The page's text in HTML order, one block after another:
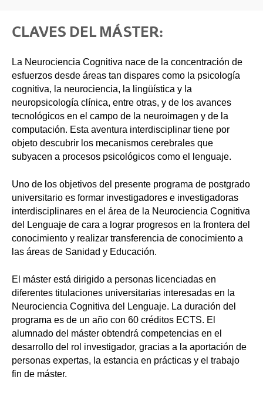
CLAVES DEL MÁSTER:
La Neurociencia Cognitiva nace de la concentración de
esfuerzos desde áreas tan dispares como la psicología
cognitiva, la neurociencia, la lingüística y la
neuropsicología clínica, entre otras, y de los avances
tecnológicos en el campo de la neuroimagen y de la
computación. Esta aventura interdisciplinar tiene por
objeto descubrir los mecanismos cerebrales que
subyacen a procesos psicológicos como el lenguaje.
Uno de los objetivos del presente programa de postgrado
universitario es formar investigadores e investigadoras
interdisciplinares en el área de la Neurociencia Cognitiva
del Lenguaje de cara a lograr progresos en la frontera del
conocimiento y realizar transferencia de conocimiento a
las áreas de Sanidad y Educación.
El máster está dirigido a personas licenciadas en
diferentes titulaciones universitarias interesadas en la
Neurociencia Cognitiva del Lenguaje. La duración del
programa es de un año con 60 créditos ECTS. El
alumnado del máster obtendrá competencias en el
desarrollo del rol investigador, gracias a la aportación de
personas expertas, la estancia en prácticas y el trabajo
fin de máster.